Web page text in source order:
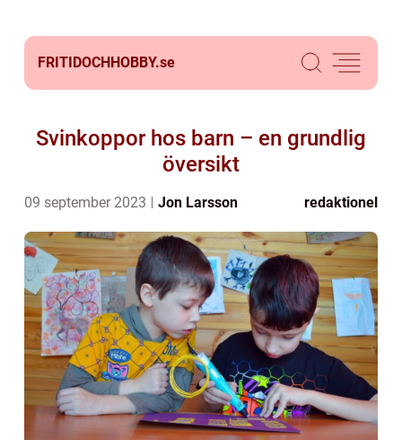
FRITIDOCHHOBBY.se
Svinkoppor hos barn – en grundlig
översikt
09 september 2023 Jon Larsson redaktionel